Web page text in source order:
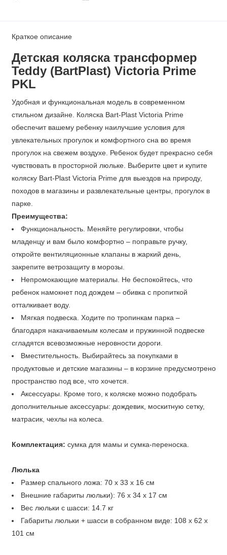
Краткое описание
Детская коляска трансформер
Teddy (BartPlast) Victoria Prime
PKL
Удобная и функциональная модель в современном
стильном дизайне. Коляска Bart-Plast Victoria Prime
обеспечит вашему ребенку наилучшие условия для
увлекательных прогулок и комфортного сна во время
прогулок на свежем воздухе. Ребенок будет прекрасно себя
чувствовать в просторной люльке. Выберите цвет и купите
коляску Bart-Plast Victoria Prime для выездов на природу,
походов в магазины и развлекательные центры, прогулок в
парке.
Преимущества:
Функциональность. Меняйте регулировки, чтобы
младенцу и вам было комфортно – поправьте ручку,
откройте вентиляционные клапаны в жаркий день,
закрепите ветрозащиту в морозы.
Непромокающие материалы. Не беспокойтесь, что
ребенок намокнет под дождем – обивка с пропиткой
отталкивает воду.
Мягкая подвеска. Ходите по тропинкам парка –
благодаря накачиваемым колесам и пружинной подвеске
сгладятся всевозможные неровности дороги.
Вместительность. Выбирайтесь за покупками в
продуктовые и детские магазины – в корзине предусмотрено
пространство под все, что хочется.
Аксессуары. Кроме того, к коляске можно подобрать
дополнительные аксессуары: дождевик, москитную сетку,
матрасик, чехлы на колеса.
Комплектация: сумка для мамы и сумка-переноска.
Люлька
Размер спального ложа: 70 х 33 х 16 см
Внешние габариты люльки): 76 х 34 х 17 см
Вес люльки с шасси: 14.7 кг
Габариты люльки + шасси в собранном виде: 108 х 62 х
101 см